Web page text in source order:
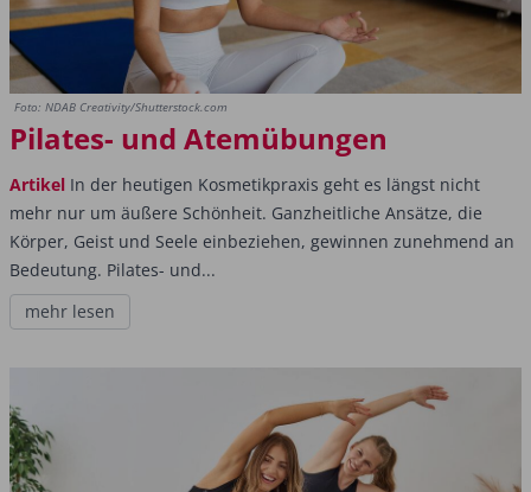
Foto: NDAB Creativity/Shutterstock.com
Pilates- und Atemübungen
Artikel In der heutigen Kosmetikpraxis geht es längst nicht
mehr nur um äußere Schönheit. Ganzheitliche Ansätze, die
Körper, Geist und Seele einbeziehen, gewinnen zunehmend an
Bedeutung. Pilates- und...
mehr lesen